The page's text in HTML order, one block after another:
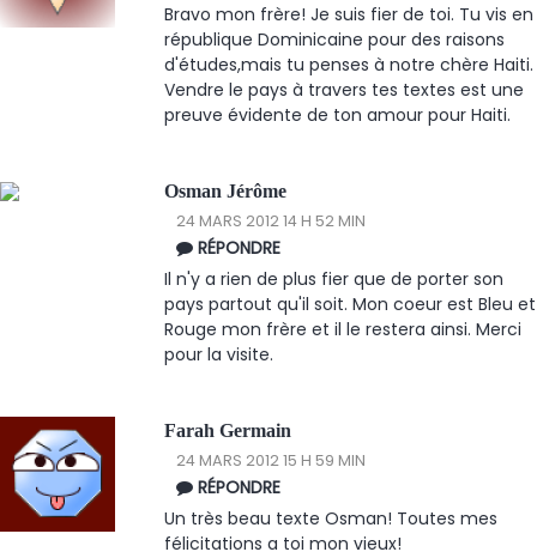
Bravo mon frère! Je suis fier de toi. Tu vis en
république Dominicaine pour des raisons
d'études,mais tu penses à notre chère Haiti.
Vendre le pays à travers tes textes est une
preuve évidente de ton amour pour Haiti.
Osman Jérôme
24 MARS 2012 14 H 52 MIN
RÉPONDRE
Il n'y a rien de plus fier que de porter son
pays partout qu'il soit. Mon coeur est Bleu et
Rouge mon frère et il le restera ainsi. Merci
pour la visite.
Farah Germain
24 MARS 2012 15 H 59 MIN
RÉPONDRE
Un très beau texte Osman! Toutes mes
félicitations a toi mon vieux!